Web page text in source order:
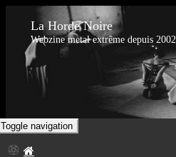
La Horde Noire
Webzine metal extrême depuis 2002
Toggle navigation